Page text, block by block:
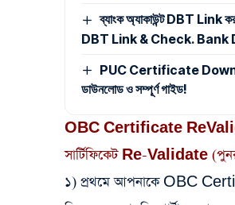
ব্যাংক অ্যাকাউন্ট DBT Link
DBT Link & Check. Bank
PUC Certificate
ডাউনলোড ও সম্পূর্ণ গাইড!
OBC Certificate
সার্টিফিকেট Re-Validate
১) প্রথমে আপনাকে OBC